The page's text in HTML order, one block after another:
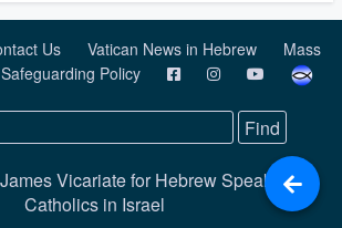
Us Vatican News in Hebrew
Mass
Policy
Vicariate for Hebrew Speaking
Catholics in Israel